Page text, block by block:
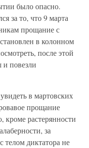
было опасно.
за то, что 9 марта
прощание с
в колонном
после этой
повезли
в мартовских
прощание
кроме растерянности
за
диктатора не